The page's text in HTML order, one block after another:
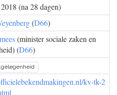
(na 28 dagen)
(D66)
(minister sociale zaken en
(D66)
kv-tk-2